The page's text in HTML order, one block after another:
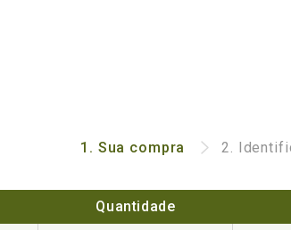
1. Sua compra 2.
Quantidade